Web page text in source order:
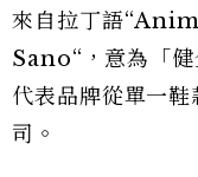
來自拉丁語
Sano“，意為「
代表品牌從單一
司。